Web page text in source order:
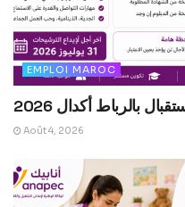
EMPLOI MAROC
Août 4, 2026